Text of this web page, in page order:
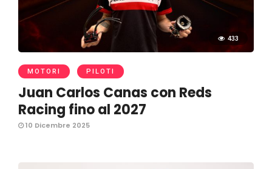
433
MOTORI PILOTI
Juan Carlos Canas con Reds
Racing fino al 2027
10 Dicembre 2025